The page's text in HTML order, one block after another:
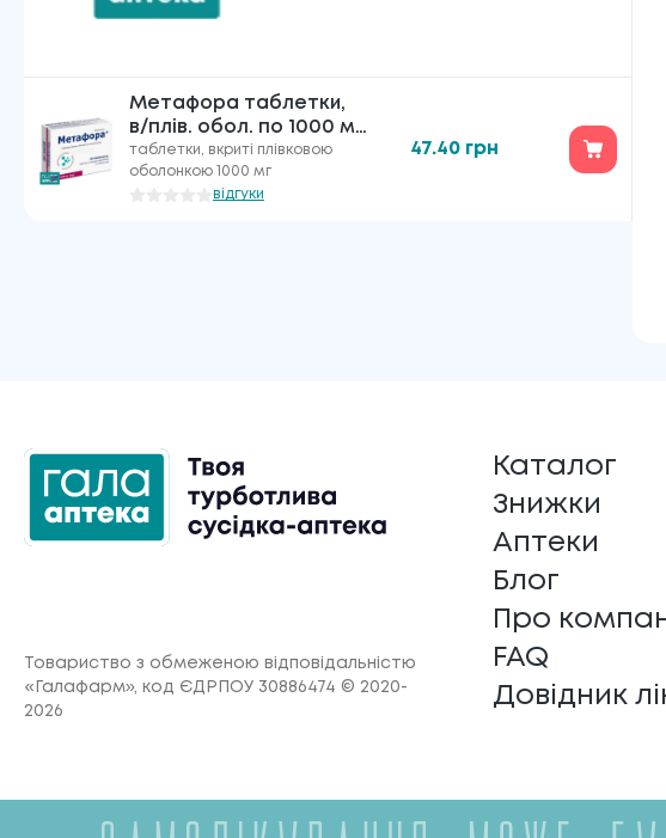
Метафора таблетки,
в/плів. обол. по 1000 мг
№30
таблетки, вкриті плівковою
оболонкою 1000 мг
відгуки
47.40 грн
Товариство з обмеженою відповідальністю
«Галафарм», код ЄДРПОУ 30886474 © 2020-
2026
Каталог
Знижки
Аптеки
Блог
Про
FAQ
Довідник